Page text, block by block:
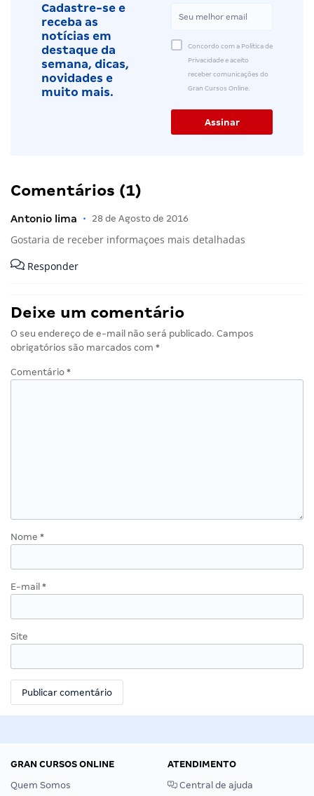
Cadastre-se e
receba as
notícias em
destaque da
semana, dicas,
novidades e
muito mais.
Concordo com a Política de
Privacidade e aceito
receber comunicações do
Gran Cursos Online.
Comentários (1)
Antonio lima • 28 de Agosto de 2016
Gostaria de receber informaçoes mais detalhadas
Responder
Deixe um comentário
O seu endereço de e-mail não será publicado. Campos
obrigatórios são marcados com *
Comentário *
Nome *
E-mail *
Site
GRAN CURSOS ONLINE
Quem Somos
ATENDIMENTO
Central de ajuda